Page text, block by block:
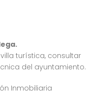
turística, consultar
del ayuntamiento.
Inmobiliaria